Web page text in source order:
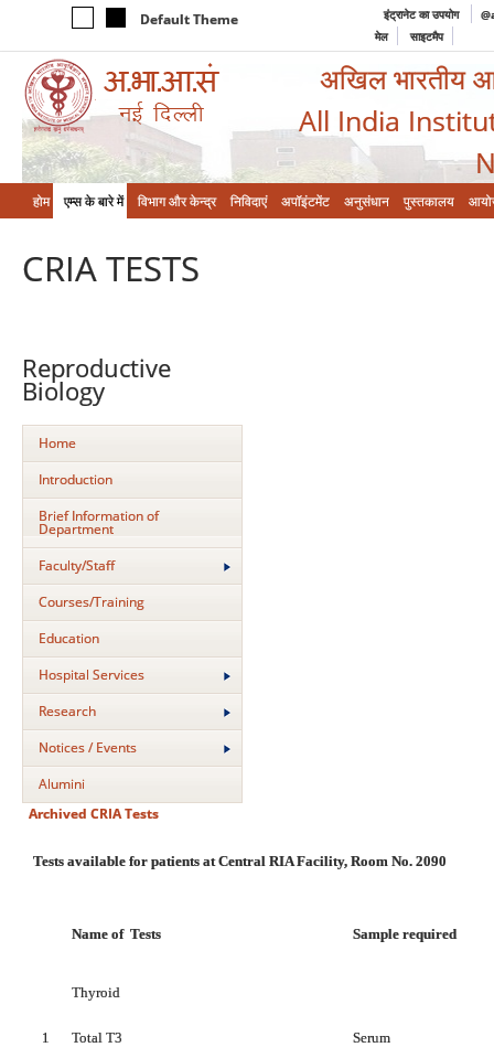
Default Theme इंट्रानेट का उपयोग
मेल
साइटमैप
अखिल भारतीय
All India
होम एम्‍स के बारे में विभाग और केन्‍द्र निविदाएं अपॉइंटमेंट अनुसंधान पुस्तकालय
CRIA TESTS
Reproductive
Biology
Home
Introduction
Brief Information of
Department
Faculty/Staff
Courses/Training
Education
Hospital Services
Research
Notices / Events
Alumini
Archived CRIA Tests
Tests available for patients at Central RIA Facility, Room No. 2090
Name of Tests Sample required
Thyroid
1 Total T3 Serum